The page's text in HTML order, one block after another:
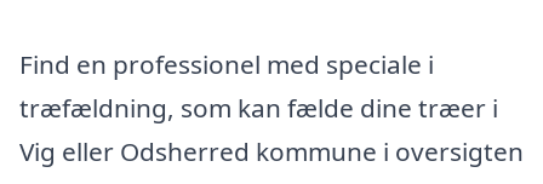
Find en professionel med speciale i
træfældning, som kan fælde dine træer i
Vig eller Odsherred kommune i oversigten